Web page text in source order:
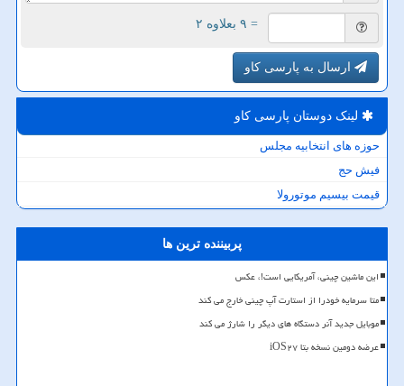
= ۹ بعلاوه ۲
ارسال به پارسی کاو
لینک دوستان پارسی كاو
حوزه های انتخابیه مجلس
فیش حج
قیمت بیسیم موتورولا
پربیننده ترین ها
این ماشین چینی، آمریکایی است!، عکس
متا سرمایه خودرا از استارت آپ چینی خارج می کند
موبایل جدید آنر دستگاه های دیگر را شارژ می کند
عرضه دومین نسخه بتا iOS۲۷